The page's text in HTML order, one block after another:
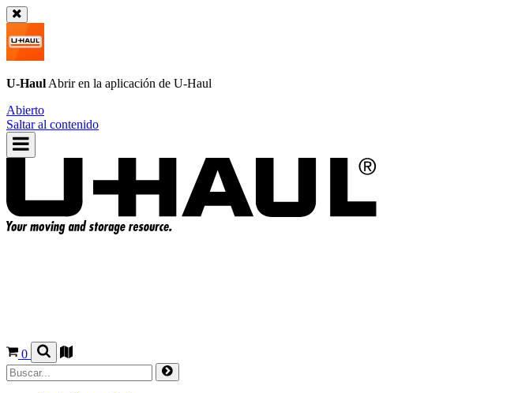
U-Haul Abrir en la aplicación de U-Haul
Abierto
Saltar al contenido
0